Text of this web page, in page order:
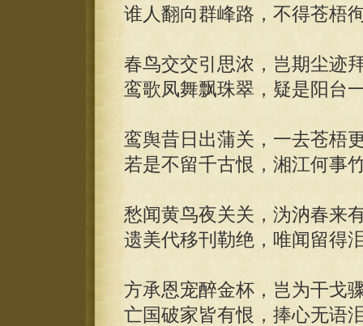
谁人翻向群峰路，不得苍梧
春鸟交交引思浓，岂期尘迹
鸾歌凤舞飘珠翠，疑是阳台
鸾舆昔日出蒲关，一去苍梧
若是不留千古恨，湘江何事
愁闻黄鸟夜关关，沩汭春来
遗美代移刊勒绝，唯闻留得
方承恩宠醉金杯，岂为干戈
亡国破家皆有恨，捧心无语